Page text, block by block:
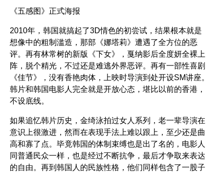
《五感图》 正式海报
2010年，韩国就搞起了3D情色的初尝试，结果根本就是
想像中的粗制滥造，那部 《娜塔莉》 遭遇了全方位的恶
评。再有林常树的新版
《下女》
，戛纳影后全度妍全裸上
阵，脱个精光，不过还是难逃外界恶评。再有一部性喜剧
《佳节》
，没有香艳肉体，上映时导演到处开设SM讲座。
韩片和韩国电影人完全就是开放心态，堪比以前的香港，
不设底线。
如果追忆韩片历史，金绮泳拍过女人系列，老一辈导演在
意识上很激进，然而在表现手法上难以跟上，至少还是曲
高和寡了点。毕竟韩国的体制束缚也是出了名的，电影人
同普通民众一样，也是经过不断抗争，最后才争取来表达
的自由。再到韩国人的民族性格，他们同样包含了一股子